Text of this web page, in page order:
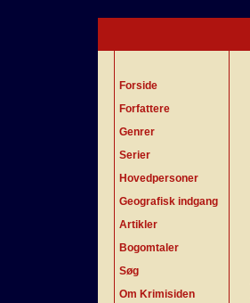
Forside
Forfattere
Genrer
Serier
Hovedpersoner
Geografisk indgang
Artikler
Bogomtaler
Søg
Om Krimisiden